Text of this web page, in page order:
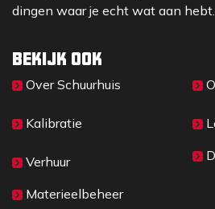
dingen waar je echt wat aan hebt.
Bekijk ook
Over Sc​huurhuis
Kalibratie
Verhuur
Materieelbeheer